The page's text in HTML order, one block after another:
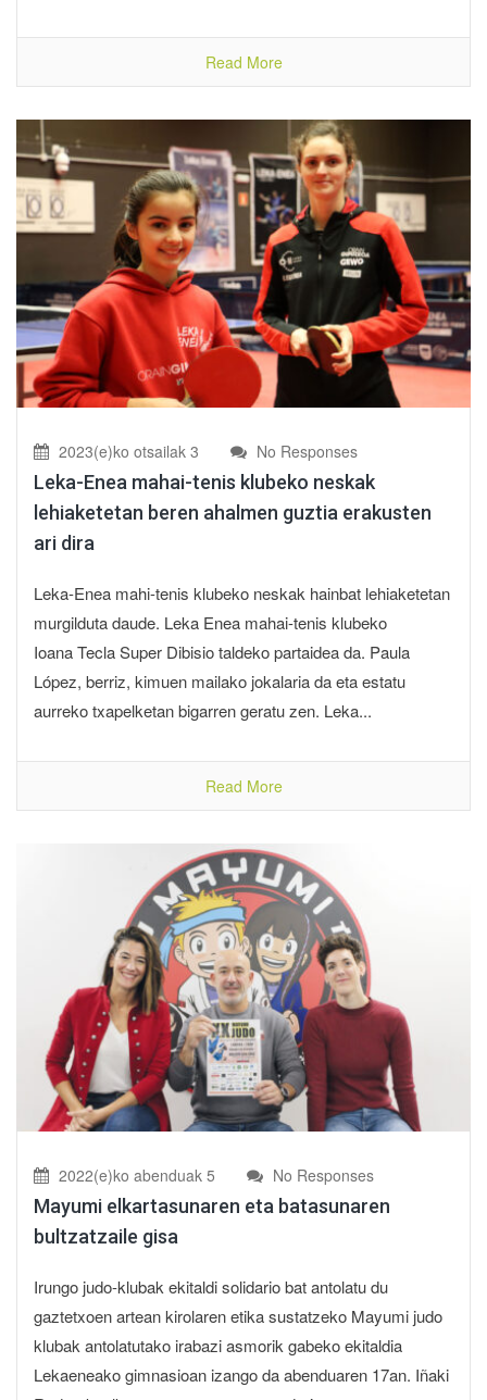
Read More
2023(e)ko otsailak 3 No Responses
Leka-Enea mahai-tenis klubeko neskak
lehiaketetan beren ahalmen guztia erakusten
ari dira
Leka-Enea mahi-tenis klubeko neskak hainbat lehiaketetan
murgilduta daude. Leka Enea mahai-tenis klubeko
Ioana Tecla Super Dibisio taldeko partaidea da. Paula
López, berriz, kimuen mailako jokalaria da eta estatu
aurreko txapelketan bigarren geratu zen. Leka...
Read More
2022(e)ko abenduak 5 No Responses
Mayumi elkartasunaren eta batasunaren
bultzatzaile gisa
Irungo judo-klubak ekitaldi solidario bat antolatu du
gaztetxoen artean kirolaren etika sustatzeko Mayumi judo
klubak antolatutako irabazi asmorik gabeko ekitaldia
Lekaeneako gimnasioan izango da abenduaren 17an. Iñaki